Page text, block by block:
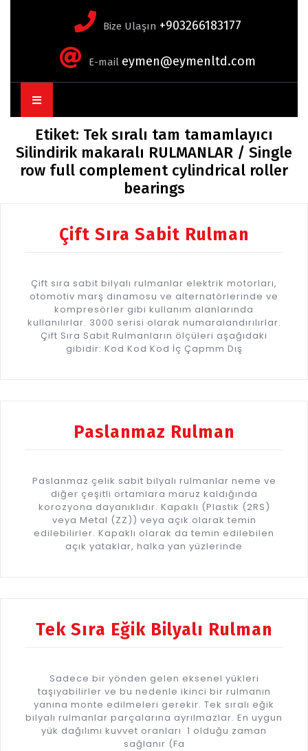
Bize Ulaşın +903266183177
E-mail eymen@eymenltd.com
Button
Etiket: Tek sıralı tam tamamlayıcı
Silindirik makaralı RULMANLAR / Single
row full complement cylindrical roller
bearings
Çift Sıra Sabit Rulman
Çift sıra sabit bilyalı rulmanlar elektrik motorları,
otomotiv marş dinamosu ve alternatörlerinde ve
kompresörler gibi kullanım alanlarında
kullanılırlar. 3000 serisi olarak numaralandırılırlar.
Çift Sıra Sabit Rulmanların ölçüleri aşağıdaki
gibidir: Kod Kod Kod İç Çapmm Dış
Paslanmaz Rulman
Paslanmaz çelik sabit bilyalı rulmanlar neme ve
diğer çeşitli ortamlara maruz kaldığında
korozyona dayanıklıdır. Kapaklı (Plastik (2RS)
veya Metal (ZZ)) veya açık olarak temin
edilebilirler. Kapaklı olarak da temin edilebilen
açık yataklar, halka yan yüzlerinde
Tek Sıra Eğik Bilyalı Rulman
Sadece bir yönden gelen eksenel yükleri
taşıyabilirler ve bu nedenle ikinci bir rulmanın
yanına monte edilmeleri gerekir. Tek sıralı eğik
bilyalı rulmanlar parçalarına ayrılmazlar. En uygun
yük dağılımı kuvvet oranları 1 olduğu zaman
sağlanır (Fa